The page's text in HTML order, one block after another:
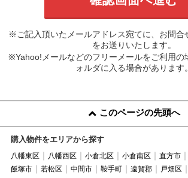
※ご記入頂いたメールアドレス宛てに、お問合
をお送りいたします。
※Yahoo!メールなどのフリーメールをご利用の
ォルダに入る場合があります。
このページの先頭へ
購入物件をエリアから探す
八幡東区 八幡西区 小倉北区 小倉南区 直方市
飯塚市
若松区 中間市 鞍手町 遠賀郡 戸畑区